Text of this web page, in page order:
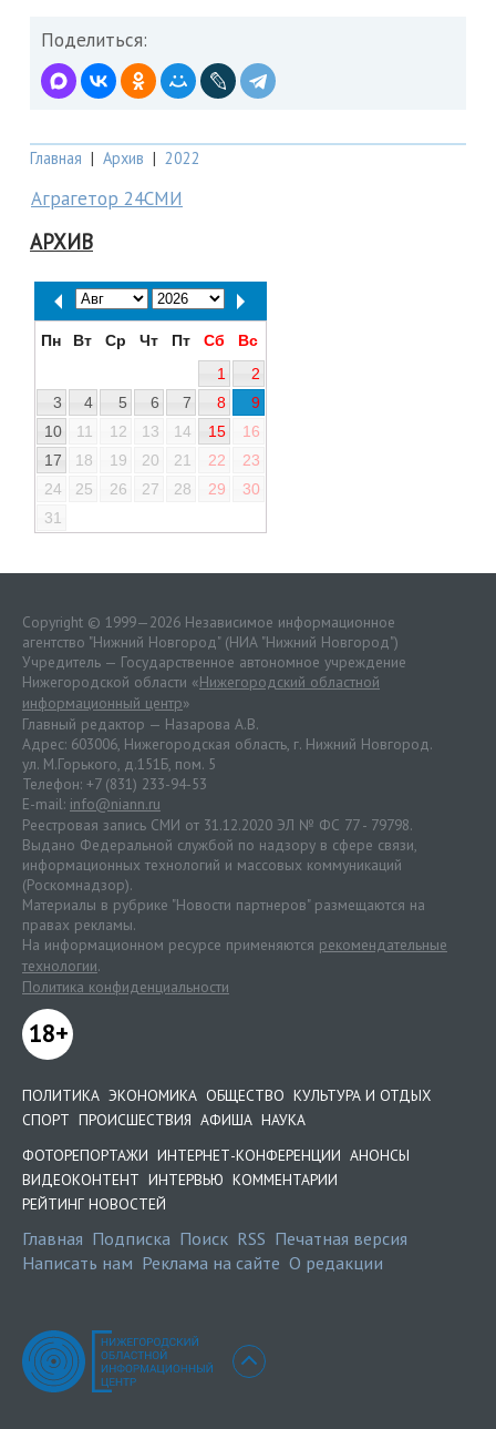
Поделиться:
Главная | Архив | 2022
Аграгетор 24СМИ
АРХИВ
Пн Вт Ср Чт Пт Сб
Вс
1
2
3
4 5 6 7 8
9
10
11 12 13 14 15
16
17
18 19 20 21 22
23
24
25 26 27 28 29
30
31
Copyright © 1999—2026 Независимое информационное
агентство "Нижний Новгород" (НИА "Нижний Новгород")
Учредитель — Государственное автономное учреждение
Нижегородской области «Нижегородский областной
информационный центр»
Главный редактор — Назарова А.В.
Адрес: 603006, Нижегородская область, г. Нижний Новгород.
ул. М.Горького, д.151Б, пом. 5
Телефон: +7 (831) 233-94-53
E-mail: info@niann.ru
Реестровая запись СМИ от 31.12.2020 ЭЛ № ФС 77 - 79798.
Выдано Федеральной службой по надзору в сфере связи,
информационных технологий и массовых коммуникаций
(Роскомнадзор).
Материалы в рубрике "Новости партнеров" размещаются на
правах рекламы.
На информационном ресурсе применяются рекомендательные
технологии.
Политика конфиденциальности
18+
ПОЛИТИКА ЭКОНОМИКА ОБЩЕСТВО КУЛЬТУРА И ОТДЫХ
СПОРТ ПРОИСШЕСТВИЯ АФИША НАУКА
ФОТОРЕПОРТАЖИ ИНТЕРНЕТ-КОНФЕРЕНЦИИ АНОНСЫ
ВИДЕОКОНТЕНТ ИНТЕРВЬЮ КОММЕНТАРИИ
РЕЙТИНГ НОВОСТЕЙ
Главная Подписка Поиск RSS Печатная версия
Написать нам Реклама на сайте О редакции